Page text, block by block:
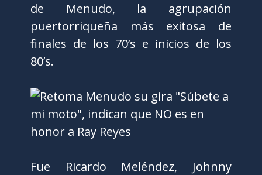
de Menudo, la agrupación
puertorriqueña más exitosa de
finales de los 70’s e inicios de los
80’s.
Fue Ricardo Meléndez, Johnny